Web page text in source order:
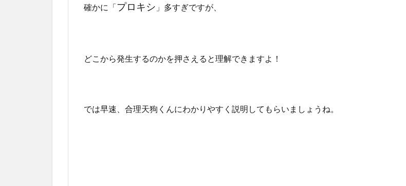
確かに「プロキシ 」多すぎですが、
どこから発生するのかを押さえると理解できますよ！
では早速、合理天狗くんにわかりやすく説明してもらいましょうね。